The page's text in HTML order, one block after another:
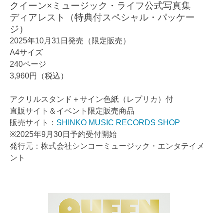
クイーン×ミュージック・ライフ公式写真集
ディアレスト（特典付スペシャル・パッケー
ジ）
2025年10月31日発売（限定販売）
A4サイズ
240ページ
3,960円（税込）
アクリルスタンド＋サイン色紙（レプリカ）付
直販サイト＆イベント限定販売商品
販売サイト： SHINKO MUSIC RECORDS SHOP
※2025年9月30日予約受付開始
発行元：株式会社シンコーミュージック・エンタテイメ
ント